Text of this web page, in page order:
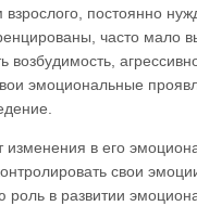
взрослого, постоянно
часто мало
возбудимость,
эмоциональные
изменения в его
свои
в развитии